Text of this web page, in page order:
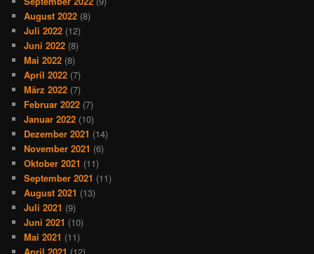
August 2022 (8)
Juli 2022 (12)
Juni 2022 (8)
Mai 2022 (8)
April 2022 (7)
März 2022 (7)
Februar 2022 (7)
Januar 2022 (10)
Dezember 2021 (14)
November 2021 (6)
Oktober 2021 (11)
September 2021 (11)
August 2021 (13)
Juli 2021 (9)
Juni 2021 (10)
Mai 2021 (11)
April 2021 (12)